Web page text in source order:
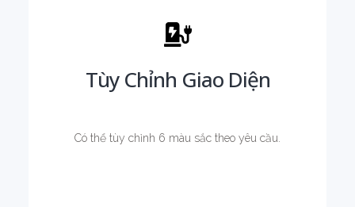
Tùy Chỉnh Giao Diện
Có thể tùy chỉnh 6 màu sắc theo yêu cầu.